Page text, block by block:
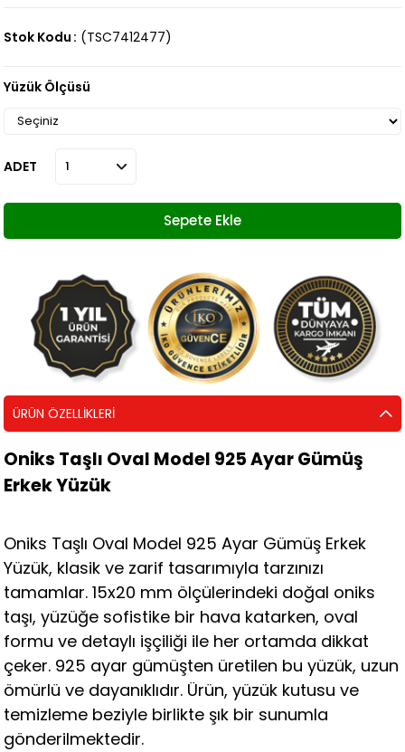
Stok Kodu (TSC7412477)
Yüzük Ölçüsü
ADET
ÜRÜN ÖZELLIKLERI
Oniks Taşlı Oval Model 925 Ayar Gümüş
Erkek Yüzük
Oniks Taşlı Oval Model 925 Ayar Gümüş Erkek
Yüzük, klasik ve zarif tasarımıyla tarzınızı
tamamlar. 15x20 mm ölçülerindeki doğal oniks
taşı, yüzüğe sofistike bir hava katarken, oval
formu ve detaylı işçiliği ile her ortamda dikkat
çeker. 925 ayar gümüşten üretilen bu yüzük, uzun
ömürlü ve dayanıklıdır. Ürün, yüzük kutusu ve
temizleme beziyle birlikte şık bir sunumla
gönderilmektedir.